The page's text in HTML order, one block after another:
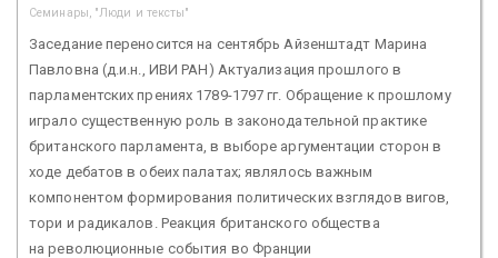
Семинары, "Люди и тексты"
Заседание переносится на сентябрь Айзенштадт Марина
Павловна (д.и.н., ИВИ РАН) Актуализация прошлого в
парламентских прениях 1789-1797 гг. Обращение к прошлому
играло существенную роль в законодательной практике
британского парламента, в выборе аргументации сторон в
ходе дебатов в обеих палатах; являлось важным
компонентом формирования политических взглядов вигов,
тори и радикалов. Реакция британского общества
на революционные события во Франции